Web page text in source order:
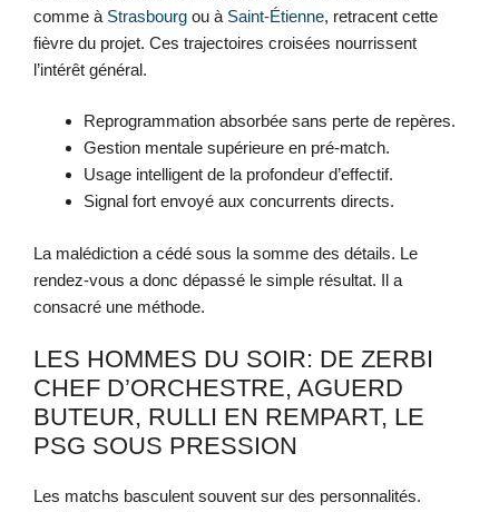
comme à Strasbourg ou à Saint-Étienne, retracent cette
fièvre du projet. Ces trajectoires croisées nourrissent
l’intérêt général.
Reprogrammation absorbée sans perte de repères.
Gestion mentale supérieure en pré-match.
Usage intelligent de la profondeur d’effectif.
Signal fort envoyé aux concurrents directs.
La malédiction a cédé sous la somme des détails. Le
rendez-vous a donc dépassé le simple résultat. Il a
consacré une méthode.
LES HOMMES DU SOIR: DE ZERBI
CHEF D’ORCHESTRE, AGUERD
BUTEUR, RULLI EN REMPART, LE
PSG SOUS PRESSION
Les matchs basculent souvent sur des personnalités.